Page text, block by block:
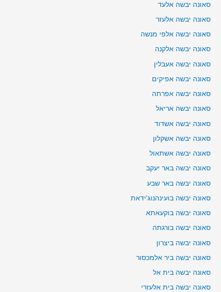
סאונה יבשה אלעד
סאונה יבשה אלעזר
סאונה יבשה אלפי מנשה
סאונה יבשה אלקנה
סאונה יבשה אעבלין
סאונה יבשה אפיקים
סאונה יבשה אפרתה
סאונה יבשה אריאל
סאונה יבשה אשדוד
סאונה יבשה אשקלון
סאונה יבשה אשתאול
סאונה יבשה באר יעקב
סאונה יבשה באר שבע
סאונה יבשה בועינהנוג'ידאת
סאונה יבשה בוקעאתא
סאונה יבשה בורגתה
סאונה יבשה ביצרון
סאונה יבשה ביר אלמכסור
סאונה יבשה בית אל
סאונה יבשה בית אלעזרי